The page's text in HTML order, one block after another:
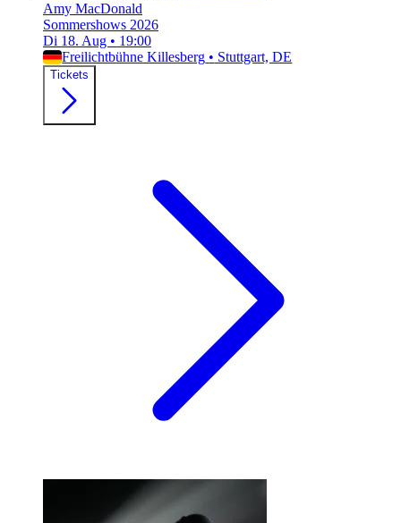
Amy MacDonald
Sommershows 2026
Di 18. Aug • 19:00
Freilichtbühne Killesberg • Stuttgart, DE
Tickets